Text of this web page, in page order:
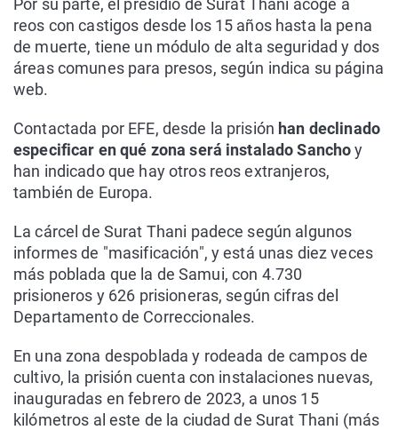
Por su parte, el presidio de Surat Thani acoge a
reos con castigos desde los 15 años hasta la pena
de muerte, tiene un módulo de alta seguridad y dos
áreas comunes para presos, según indica su página
web.
Contactada por EFE, desde la prisión han declinado
especificar en qué zona será instalado Sanchoy
han indicado que hay otros reos extranjeros,
también de Europa.
La cárcel de Surat Thani padece según algunos
informes de "masificación", y está unas diez veces
más poblada que la de Samui, con 4.730
prisioneros y 626 prisioneras, según cifras del
Departamento de Correccionales.
En una zona despoblada y rodeada de campos de
cultivo, la prisión cuenta con instalaciones nuevas,
inauguradas en febrero de 2023, a unos 15
kilómetros al este de la ciudad de Surat Thani (más